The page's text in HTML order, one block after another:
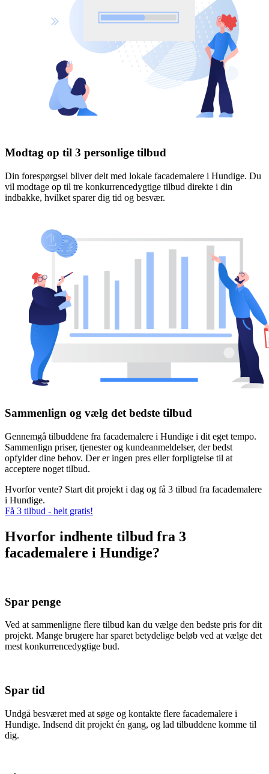
Modtag op til 3 personlige tilbud
Din forespørgsel bliver delt med lokale facademalere i Hundige. Du
vil modtage op til tre konkurrencedygtige tilbud direkte i din
indbakke, hvilket sparer dig tid og besvær.
Sammenlign og vælg det bedste tilbud
Gennemgå tilbuddene fra facademalere i Hundige i dit eget tempo.
Sammenlign priser, tjenester og kundeanmeldelser, der bedst
opfylder dine behov. Der er ingen pres eller forpligtelse til at
acceptere noget tilbud.
Hvorfor vente? Start dit projekt i dag og få 3 tilbud fra facademalere
i Hundige.
Få 3 tilbud - helt gratis!
Hvorfor indhente tilbud fra 3
facademalere i Hundige?
Spar penge
Ved at sammenligne flere tilbud kan du vælge den bedste pris for dit
projekt. Mange brugere har sparet betydelige beløb ved at vælge det
mest konkurrencedygtige bud.
Spar tid
Undgå besværet med at søge og kontakte flere facademalere i
Hundige. Indsend dit projekt én gang, og lad tilbuddene komme til
dig.